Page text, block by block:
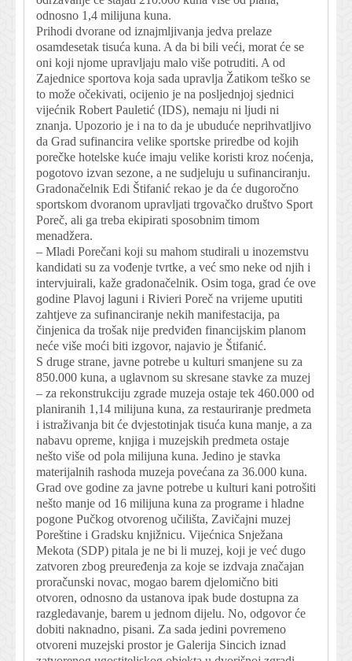
odnosno 1,4 milijuna kuna.
Prihodi dvorane od iznajmljivanja jedva prelaze
osamdesetak tisuća kuna. A da bi bili veći, morat će se
oni koji njome upravljaju malo više potruditi. A od
Zajednice sportova koja sada upravlja Žatikom teško se
to može očekivati, ocijenio je na posljednjoj sjednici
vijećnik Robert Pauletić (IDS), nemaju ni ljudi ni
znanja. Upozorio je i na to da je ubuduće neprihvatljivo
da Grad sufinancira velike sportske priredbe od kojih
porečke hotelske kuće imaju velike koristi kroz noćenja,
pogotovo izvan sezone, a ne sudjeluju u sufinanciranju.
Gradonačelnik Edi Štifanić rekao je da će dugoročno
sportskom dvoranom upravljati trgovačko društvo Sport
Poreč, ali ga treba ekipirati sposobnim timom
menadžera.
– Mladi Porečani koji su mahom studirali u inozemstvu
kandidati su za vođenje tvrtke, a već smo neke od njih i
intervjuirali, kaže gradonačelnik. Osim toga, grad će ove
godine Plavoj laguni i Rivieri Poreč na vrijeme uputiti
zahtjeve za sufinanciranje nekih manife stacija, pa
činjenica da trošak nije predviđen financijskim planom
neće više moći biti izgovor, najavio je Štifanić.
S druge strane, javne potrebe u kulturi smanjene su za
850.000 kuna, a uglavnom su skresane stavke za muzej
– za rekonstrukciju zgrade muzeja ostaje tek 460.000 od
pla niranih 1,14 milijuna kuna, za restauriranje predmeta
i istraživanja bit će dvjestotinjak tisuća kuna manje, a za
nabavu opreme, knjiga i muzejskih predmeta ostaje
nešto više od pola milijuna kuna. Jedino je stavka
materijalnih rashoda muzeja povećana za 36.000 kuna.
Grad ove godine za javne potrebe u kulturi kani potrošiti
nešto manje od 16 milijuna kuna za programe i hladne
pogone Pučkog otvorenog učilišta, Zavičajni muzej
Poreštine i Gradsku knjižnicu. Vijećnica Snježana
Mekota (SDP) pitala je ne bi li muzej, koji je već dugo
zatvoren zbog preuređenja za koje se izdvaja značajan
proračunski novac, mogao barem djelomično biti
otvoren, odnosno da ustanova ipak bude dostupna za
razgledavanje, barem u jednom dijelu. No, odgovor će
dobiti naknadno, pisani. Za sada jedini povremeno
otvoreni muzejski prostor je Galerija Sincich iznad